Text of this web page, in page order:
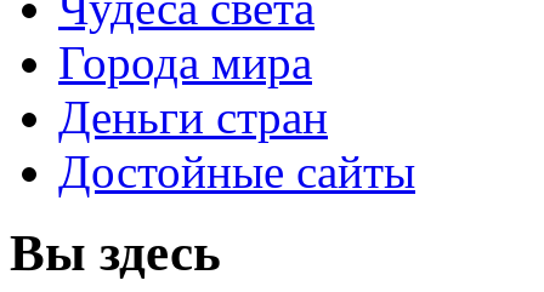
Города мира
Деньги стран
Достойные сайты
Вы здесь